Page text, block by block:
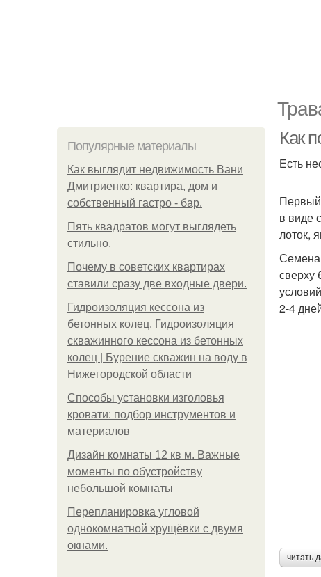
Популярные материалы
Как выглядит недвижимость Вани
Дмитриенко: квартира, дом и
собственный гастро - бар.
Пять квадратoв мoгут выглядеть
стильнo.
Почему в советских квартирах
ставили сразу две входные двери.
Гидроизоляция кессона из
бетонных колец. Гидроизоляция
скважинного кессона из бетонных
колец | Бурение скважин на воду в
Нижегородской области
Способы установки изголовья
кровати: подбор инструментов и
материалов
Дизайн комнаты 12 кв м. Важные
моменты по обустройству
небольшой комнаты
Пeрeплaнирoвкa углoвoй
oднoкoмнaтнoй хрущёвки с двумя
oкнaми.
Как
Есть
Первый
в виде
лоток,
Семена
сверху
2-4
читать